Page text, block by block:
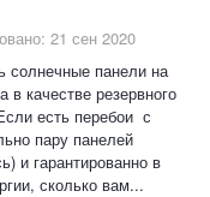
21 сен 2020
солнечные панели на
качестве резервного
есть перебои с
пару панелей
и гарантированно в
сколько вам...